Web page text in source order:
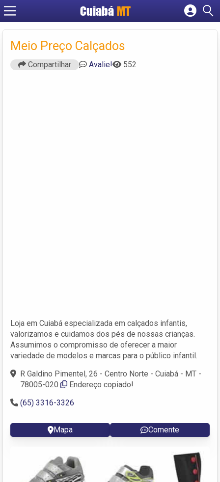
Cuiabá MT
Cadastrar empresa
Criar conta
Meio Preço Calçados
Compartilhar Avalie! 552
Loja em Cuiabá especializada em calçados infantis,
valorizamos e cuidamos dos pés de nossas crianças.
Assumimos o compromisso de oferecer a maior
variedade de modelos e marcas para o público infantil.
R Galdino Pimentel, 26 - Centro Norte - Cuiabá - MT -
78005-020
Endereço copiado!
(65) 3316-3326
Mapa Comente